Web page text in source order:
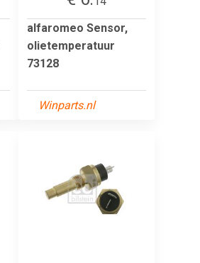
alfaromeo Sensor,
olietemperatuur
73128
Winparts.nl